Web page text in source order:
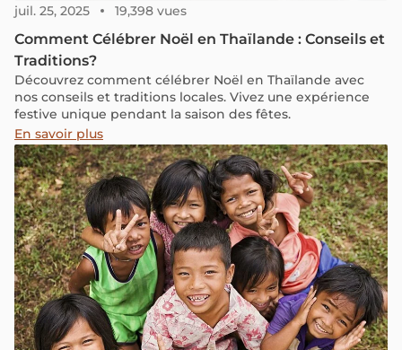
juil. 25, 2025 19,398 vues
Comment Célébrer Noël en Thaïlande : Conseils et
Traditions?
Découvrez comment célébrer Noël en Thaïlande avec
nos conseils et traditions locales. Vivez une expérience
festive unique pendant la saison des fêtes.
En savoir plus